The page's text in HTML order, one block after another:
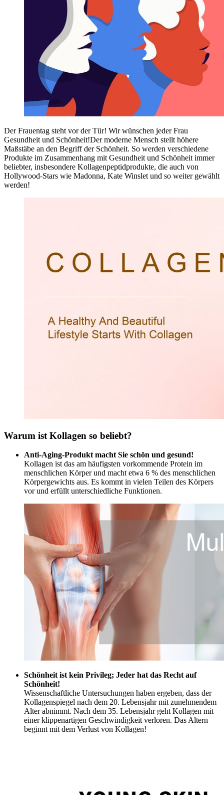
Der Frauentag steht vor der Tür! Wir wünschen jeder Frau
Gesundheit und Schönheit!Der moderne Mensch stellt höhere
Maßstäbe an den Begriff der Schönheit. So werden verschiedene
Produkte im Zusammenhang mit Gesundheit und Schönheit immer
beliebter, insbesondere Kollagenpeptidprodukte, die auch von
Hollywood-Stars wie Madonna, Kate Winslet und so weiter gewählt
werden!
Warum ist Kollagen so beliebt?
Anti-Aging-Produkt macht Sie schön und gesund!
Kollagen ist das am häufigsten vorkommende Protein im
menschlichen Körper und macht etwa 6 % des menschlichen
Körpergewichts aus. Es kommt in vielen Teilen des Körpers
vor und erfüllt unterschiedliche Funktionen.
Schönheit ist kein Privileg; Jeder hat das Recht auf
Schönheit!
Wissenschaftliche Untersuchungen haben ergeben, dass der
Kollagenspiegel nach dem 20. Lebensjahr mit zunehmendem
Alter abnimmt. Nach dem 35. Lebensjahr geht Kollagen mit
einer klippenartigen Geschwindigkeit verloren. Das Altern
beginnt mit dem Verlust von Kollagen!